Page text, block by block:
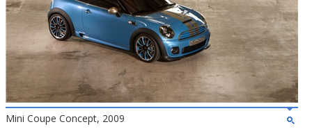
Mini Coupe Concept, 2009